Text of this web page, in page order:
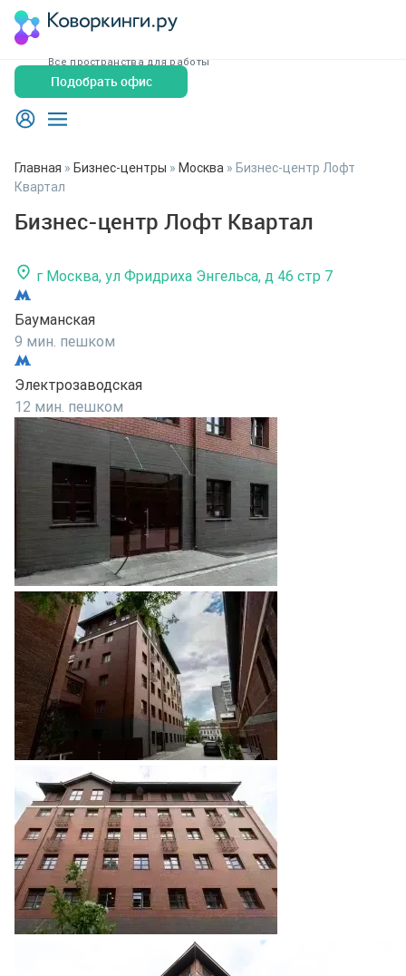
Все пространства для работы
Подобрать офис
Главная » Бизнес-центры » Москва » Бизнес-центр Лофт
Квартал
Бизнес-центр Лофт Квартал
г Москва, ул Фридриха Энгельса, д 46 стр 7
Бауманская
9 мин. пешком
Электрозаводская
12 мин. пешком